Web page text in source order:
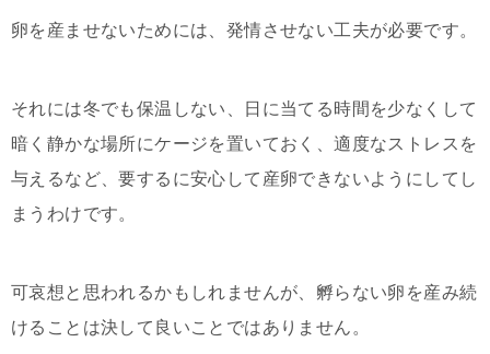
卵を産ませないためには、発情させない工夫が必要です。
それには冬でも保温しない、日に当てる時間を少なくして
暗く静かな場所にケージを置いておく、適度なストレスを
与えるなど、要するに安心して産卵できないようにしてし
まうわけです。
可哀想と思われるかもしれませんが、孵らない卵を産み続
けることは決して良いことではありません。